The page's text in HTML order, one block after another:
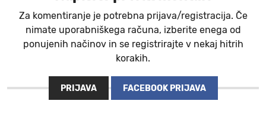
Za komentiranje je potrebna prijava/registracija. Če
nimate uporabniškega računa, izberite enega od
ponujenih načinov in se registrirajte v nekaj hitrih
korakih.
PRIJAVA FACEBOOK PRIJAVA